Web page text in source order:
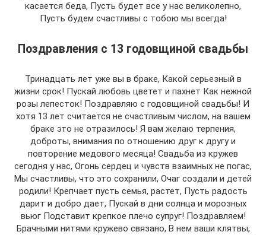
касается беда, Пусть будет все у нас великолепно,
Пусть будем счастливы с тобою мы всегда!
Поздравления с 13 годовщиной свадьбы
Тринадцать лет уже вы в браке, Какой серьезный в
жизни срок! Пускай любовь цветет и пахнет Как нежной
розы лепесток! Поздравляю с годовщиной свадьбы! И
хотя 13 лет считается не счастливым числом, на вашем
браке это не отразилось! Я вам желаю терпения,
доброты, внимания по отношению друг к другу и
повторение медового месяца! Свадьба из кружев
сегодня у нас, Огонь сердец и чувств взаимных не погас,
Мы счастливы, что это сохранили, Очаг создали и детей
родили! Крепчает пусть семья, растет, Пусть радость
дарит и добро дает, Пускай в дни солнца и морозных
вьюг Подставит крепкое плечо супруг! Поздравляем!
Брачными нитями кружево связано, В нем ваши клятвы,